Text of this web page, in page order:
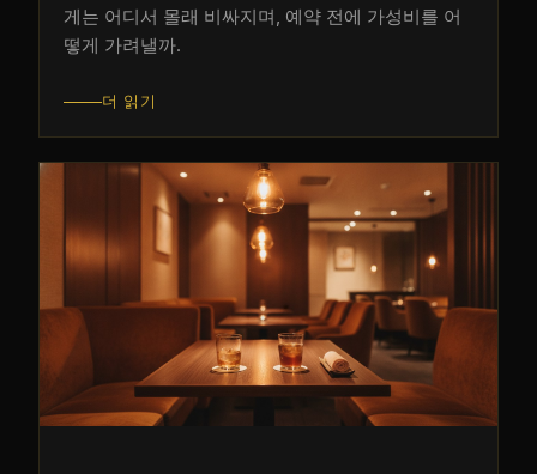
게는 어디서 몰래 비싸지며, 예약 전에 가성비를 어
떻게 가려낼까.
더 읽기